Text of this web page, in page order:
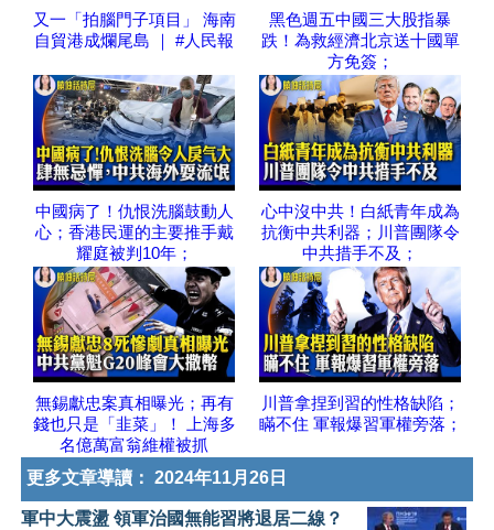
又一「拍腦門子項目」 海南
自貿港成爛尾島 ｜ #人民報
黑色週五中國三大股指暴
跌！為救經濟北京送十國單
方免簽；
中國病了！仇恨洗腦鼓動人
心；香港民運的主要推手戴
耀庭被判10年；
心中沒中共！白紙青年成為
抗衡中共利器；川普團隊令
中共措手不及；
無錫獻忠案真相曝光；再有
錢也只是「韭菜」！ 上海多
名億萬富翁維權被抓
川普拿捏到習的性格缺陷；
瞞不住 軍報爆習軍權旁落；
更多文章導讀： 2024年11月26日
軍中大震盪 領軍治國無能習將退居二線？